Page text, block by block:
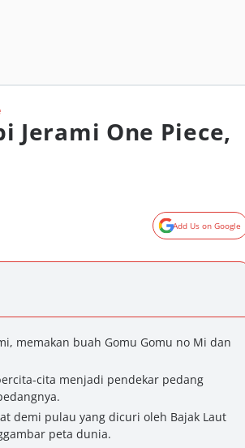
Jerami One Piece,
Add Us on Google
memakan buah Gomu Gomu no Mi dan
cita menjadi pendekar pedang
demi pulau yang dicuri oleh Bajak Laut
peta dunia.